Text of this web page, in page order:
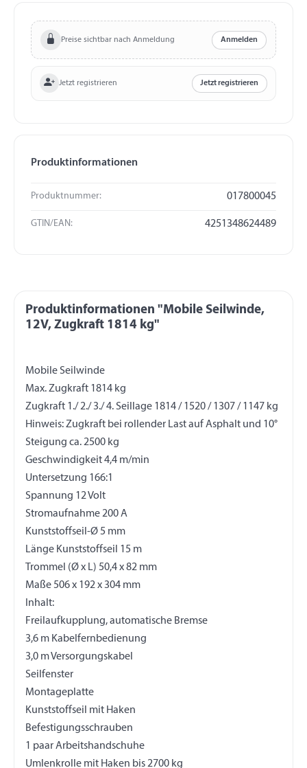
Preise sichtbar nach Anmeldung Anmelden
Jetzt registrieren Jetzt registrieren
Produktinformationen
Produktnummer: 017800045
GTIN/EAN: 4251348624489
Produktinformationen "Mobile Seilwinde,
12V, Zugkraft 1814 kg"
Mobile Seilwinde
Max. Zugkraft 1814 kg
Zugkraft 1./ 2./ 3./ 4. Seillage 1814 / 1520 / 1307 / 1147 kg
Hinweis: Zugkraft bei rollender Last auf Asphalt und 10°
Steigung ca. 2500 kg
Geschwindigkeit 4,4 m/min
Untersetzung 166:1
Spannung 12 Volt
Stromaufnahme 200 A
Kunststoffseil-Ø 5 mm
Länge Kunststoffseil 15 m
Trommel (Ø x L) 50,4 x 82 mm
Maße 506 x 192 x 304 mm
Inhalt:
Freilaufkupplung, automatische Bremse
3,6 m Kabelfernbedienung
3,0 m Versorgungskabel
Seilfenster
Montageplatte
Kunststoffseil mit Haken
Befestigungsschrauben
1 paar Arbeitshandschuhe
Umlenkrolle mit Haken bis 2700 kg